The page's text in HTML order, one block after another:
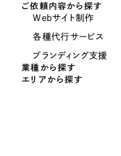
ご依頼内容から探す
Webサイト制作
各種代行サービス
ブランディング支援
業種から探す
エリアから探す